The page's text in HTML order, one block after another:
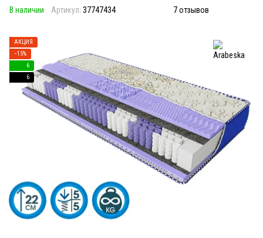
В наличии Артикул: 37747434 7 отзывов
АКЦИЯ
−15%
6
6